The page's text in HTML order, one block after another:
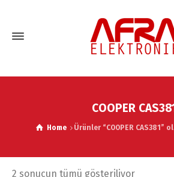
COOPER
Home Ürünler “COOPER
2 sonucun tümü gösteriliyor